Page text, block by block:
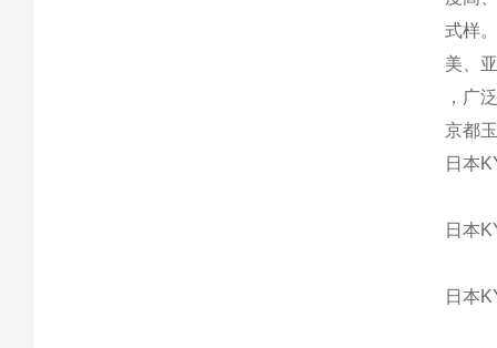
式样
美、
，广
京都
日本
日本
日本